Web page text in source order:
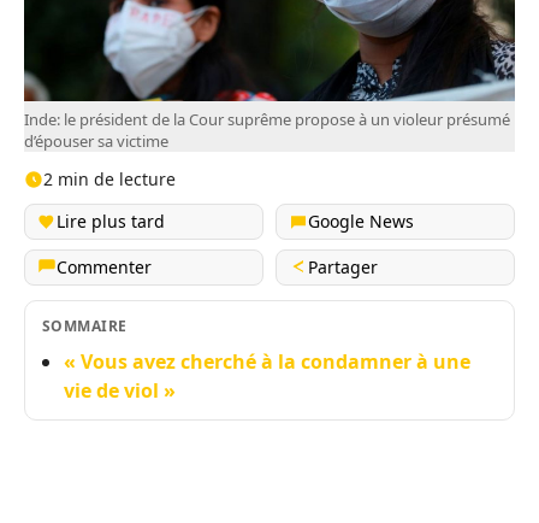
Inde: le président de la Cour suprême propose à un violeur présumé
d’épouser sa victime
2 min de lecture
Lire plus tard
Google News
Commenter
Partager
SOMMAIRE
« Vous avez cherché à la condamner à une
vie de viol »